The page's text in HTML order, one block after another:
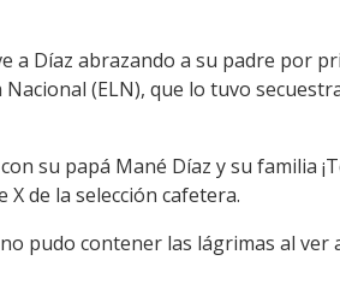
a Díaz abrazando a su padre por
(ELN), que lo tuvo
su papá Mané Díaz y su familia
de la selección cafetera.
pudo contener las lágrimas al ver